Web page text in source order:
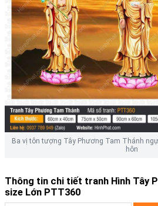
Ba vị tôn tượng Tây Phương Tam Thánh
hôn
Thông tin chi tiết tranh Hình Tây
size Lớn PTT360